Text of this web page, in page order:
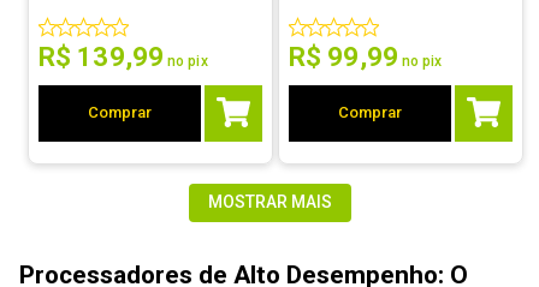
para 3 anos OS)
R$ 139,99 no pix
Comprar
para 2 anos OS)
R$ 99,99 no pix
Comprar
MOSTRAR MAIS
Processadores de Alto Desempenho: O